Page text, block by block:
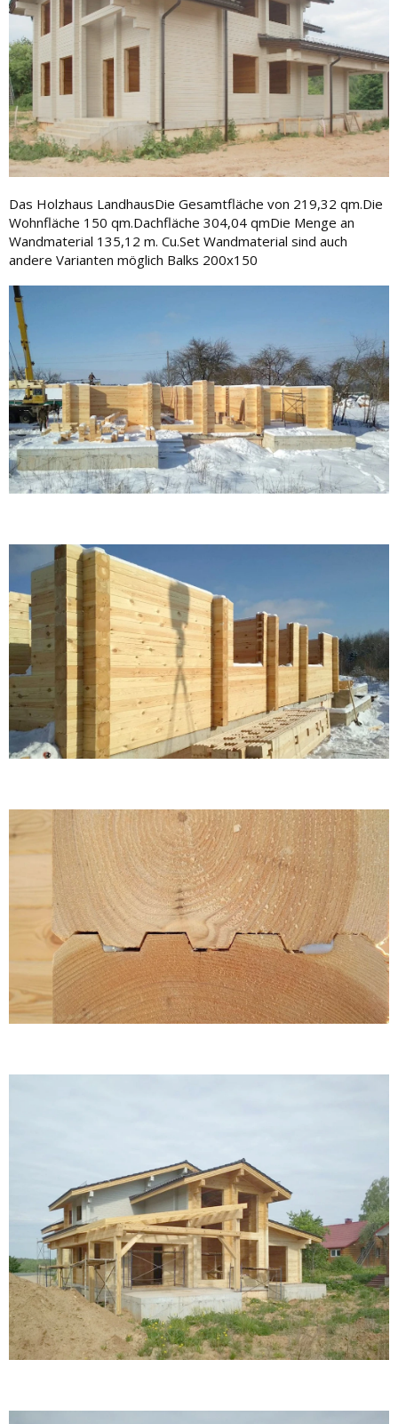
Das Holzhaus LandhausDie Gesamtfläche von 219,32 qm.Die
Wohnfläche 150 qm.Dachfläche 304,04 qmDie Menge an
Wandmaterial 135,12 m. Cu.Set Wandmaterial sind auch
andere Varianten möglich Balks 200x150